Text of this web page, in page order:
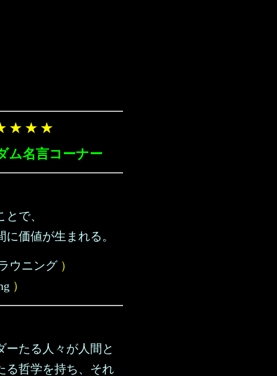
★ ★ ★
ム名言コーナー
で、
価値が生まれる。
ウニング）
）
ーたる人々が人間と
る哲学を持ち、それ